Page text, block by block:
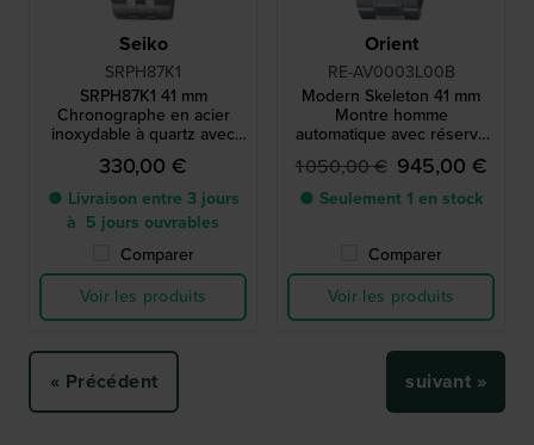
Seiko
SRPH87K1
SRPH87K1 41 mm
Chronographe en acier
inoxydable à quartz avec
date.
330,00 €
● Livraison entre 3 jours
à 5 jours ouvrables
Comparer
Voir les produits
Orient
RE-AV0003L00B
Modern Skeleton 41 mm
Montre homme
automatique avec réserve
de marche
1 050,00 € 945,00 €
● Seulement 1 en stock
Comparer
Voir les produits
« Précédent suivant »